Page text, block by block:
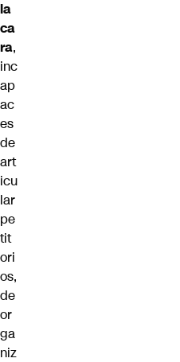
la
ca
ra,
inc
ap
ac
es
de
art
icu
lar
pe
tit
ori
os,
de
or
ga
niz